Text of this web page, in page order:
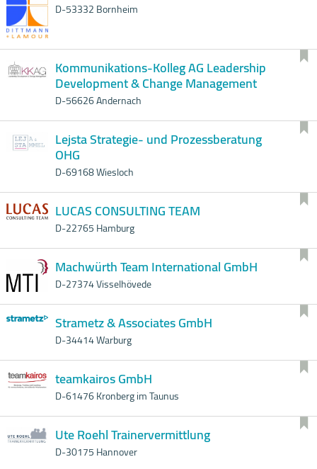
D-53332 Bornheim
Kommunikations-Kolleg AG Leadership
Development & Change Management
D-56626 Andernach
Lejsta Strategie- und Prozessberatung
OHG
D-69168 Wiesloch
LUCAS CONSULTING TEAM
D-22765 Hamburg
Machwürth Team International GmbH
D-27374 Visselhövede
Strametz & Associates GmbH
D-34414 Warburg
teamkairos GmbH
D-61476 Kronberg im Taunus
Ute Roehl Trainervermittlung
D-30175 Hannover